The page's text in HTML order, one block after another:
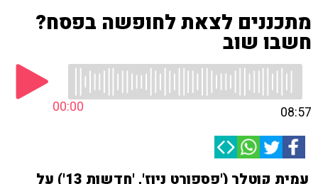
מתכננים לצאת לחופשה בפסח?
חשבו שוב
00:00 08:57
עמית קוטלר ('פספורט ניוז', 'חדשות 13') על